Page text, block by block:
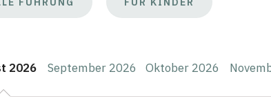
2026 September 2026 Oktober 2026